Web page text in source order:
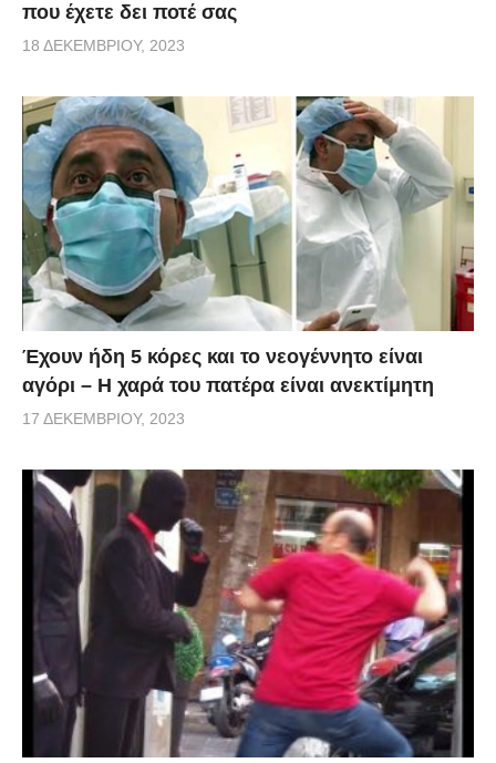
που έχετε δει ποτέ σας
18 ΔΕΚΕΜΒΡΊΟΥ, 2023
Έχουν ήδη 5 κόρες και το νεογέννητο είναι
αγόρι – Η χαρά του πατέρα είναι ανεκτίμητη
17 ΔΕΚΕΜΒΡΊΟΥ, 2023